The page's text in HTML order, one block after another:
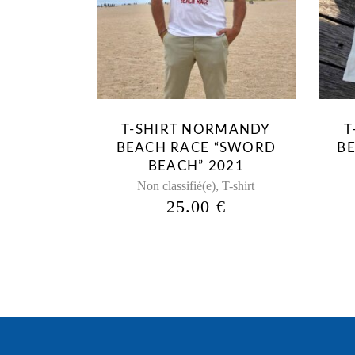
produit
a
plusieurs
variations.
Les
options
peuvent
être
choisies
sur
la
page
T-SHIRT NORMANDY
BEACH RACE “SWORD
BEACH” 2021
Non classifié(e),T-shirt
25.00 €